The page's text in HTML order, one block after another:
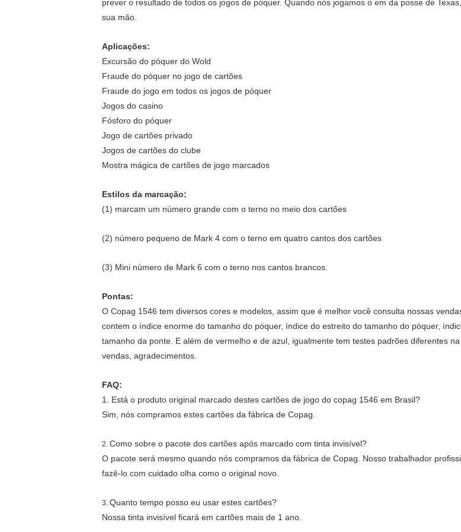
prever o resultado de todos os jogos de póquer. Quando nós jogamos o em da posse de
sua mão.
Aplicações:
Excursão do póquer do Wold
Fraude do póquer no jogo de cartões
Fraude do jogo em todos os jogos de póquer
Jogos do casino
Fósforo do póquer
Jogo de cartões privado
Jogos de cartões do clube
Mostra mágica de cartões de jogo marcados
Estilos da marcação:
(1) marcam um número grande com o terno no meio dos cartões
(2) número pequeno de Mark 4 com o terno em quatro cantos dos cartões
(3) Mini número de Mark 6 com o terno nos cantos brancos.
Pontas:
O Copag 1546 tem diversos cores e modelos, assim que é melhor você consulta nossas
contem o índice enorme do tamanho do póquer, índice do estreito do tamanho do póquer,
tamanho da ponte. E além de vermelho e de azul, igualmente tem testes padrões diferentes
vendas, agradecimentos.
FAQ:
1. Está o produto original marcado destes cartões de jogo do copag 1546 em Brasil?
Sim, nós compramos estes cartões da fábrica de Copag.
2. Como sobre o pacote dos cartões após marcado com tinta invisível?
O pacote será mesmo quando nós compramos da fábrica de Copag. Nosso trabalhador
fazê-lo com cuidado olha como o original novo.
3. Quanto tempo posso eu usar estes cartões?
Nossa tinta invisível ficará em cartões mais de 1 ano.